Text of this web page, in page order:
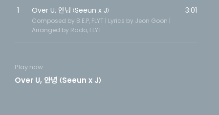
1 Over U, 안녕 (Seeun x J)
Composed by B.E.P, FLYT | Lyrics by Jeon Goon |
Arranged by Rado, FLYT
3:01
Play now
Over U, 안녕 (Seeun x J)